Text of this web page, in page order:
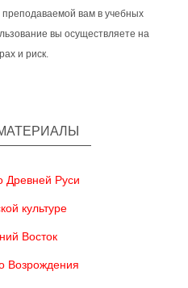
вам в учебных
вы осуществляете на
и риск.
Древней Руси
культуре
Восток
Возрождения